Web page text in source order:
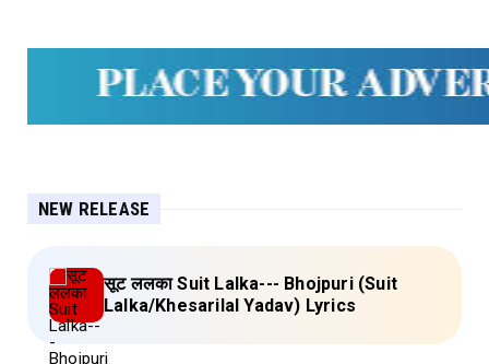
NEW RELEASE
सूट ललका Suit Lalka--- Bhojpuri (Suit
Lalka/Khesarilal Yadav) Lyrics